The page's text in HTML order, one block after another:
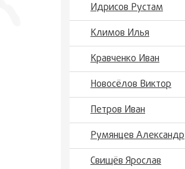
Идрисов Рустам
Климов Илья
Кравченко Иван
Новосёлов Виктор
Петров Иван
Румянцев Александр
Свищёв Ярослав